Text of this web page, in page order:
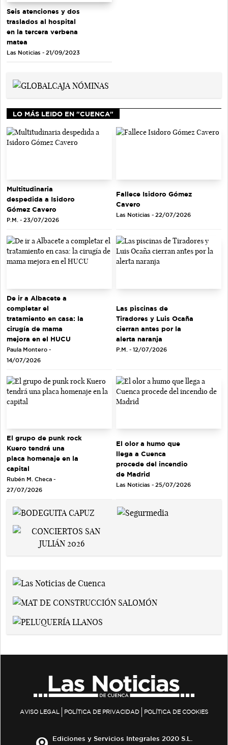
Seis atenciones y dos
traslados al hospital
en la tercera verbena
matea
Las Noticias - 21/09/2023
LO MÁS LEIDO EN "CUENCA"
Multitudinaria
despedida a Isidoro
Gómez Cavero
P.M. - 23/07/2026
Fallece Isidoro Gómez
Cavero
Las Noticias - 22/07/2026
De ir a Albacete a
completar el
tratamiento en casa: la
cirugía de mama
mejora en el HUCU
Paula Montero -
14/07/2026
Las piscinas de
Tiradores y Luis Ocaña
cierran antes por la
alerta naranja
P.M. - 12/07/2026
El grupo de punk rock
Kuero tendrá una
placa homenaje en la
capital
Rubén M. Checa -
27/07/2026
El olor a humo que
llega a Cuenca
procede del incendio
de Madrid
Las Noticias - 25/07/2026
AVISO LEGAL POLÍTICA DE PRIVACIDAD POLÍTICA DE COOKIES
Ediciones y Servicios Integrales 2020 S.L.